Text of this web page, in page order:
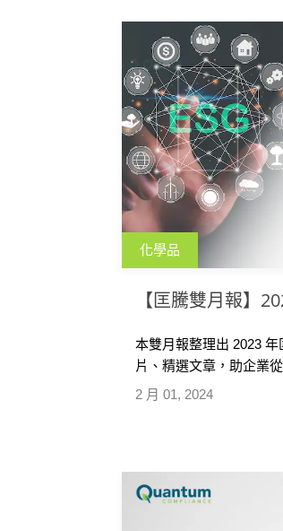
化學品
【匡騰雙月報】
2 月 01, 2024
本雙月報整理出 2023
片、精選文章，助企業